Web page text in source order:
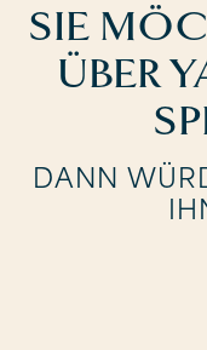
SIE
ÜBER
DANN